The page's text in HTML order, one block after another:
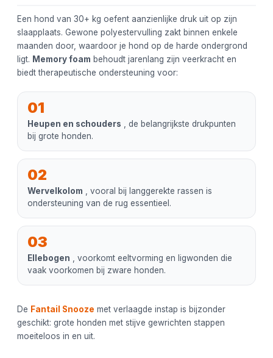
Een hond van 30+ kg oefent aanzienlijke druk uit op zijn
slaapplaats. Gewone polyestervulling zakt binnen enkele
maanden door, waardoor je hond op de harde ondergrond
ligt. Memory foam behoudt jarenlang zijn veerkracht en
biedt therapeutische ondersteuning voor:
01
Heupen en schouders , de belangrijkste drukpunten
bij grote honden.
02
Wervelkolom , vooral bij langgerekte rassen is
ondersteuning van de rug essentieel.
03
Ellebogen , voorkomt eeltvorming en ligwonden die
vaak voorkomen bij zware honden.
De Fantail Snooze met verlaagde instap is bijzonder
geschikt: grote honden met stijve gewrichten stappen
moeiteloos in en uit.